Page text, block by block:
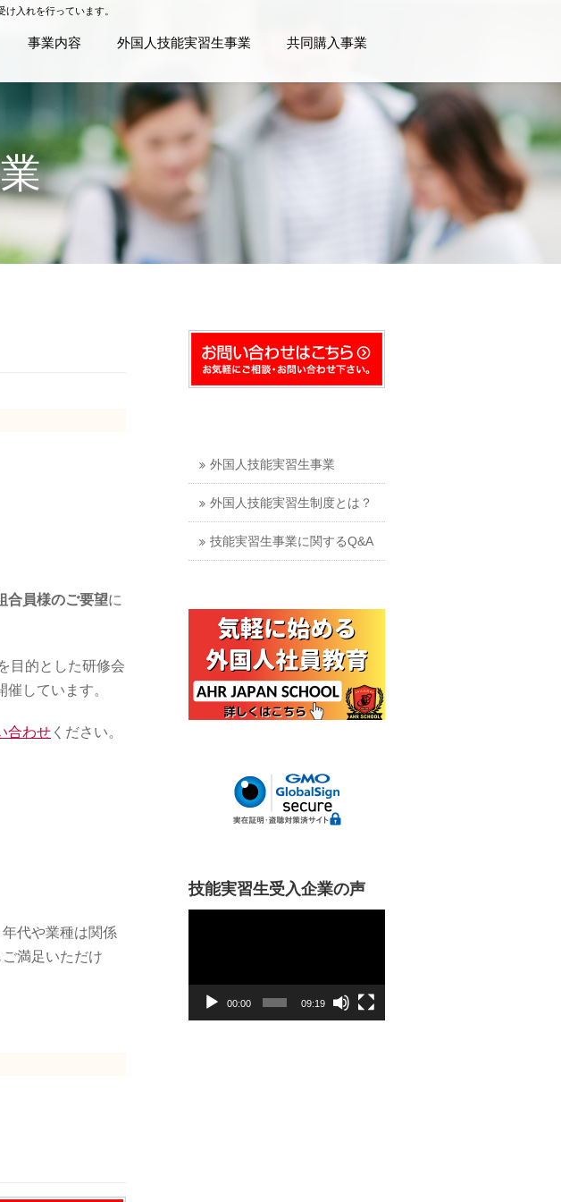
入れを行っています。
事業内容 外国人技能実習生事業 共同購入事業
合員様のご要望に
目的とした研修会
しています。
合わせ ください。
代や業種は関係
満足いただけ
外国人技能実習生事業
外国人技能実習生制度とは？
技能実習生事業に関するQ&A
技能実習生受入企業の声
レ
00:00 09:19